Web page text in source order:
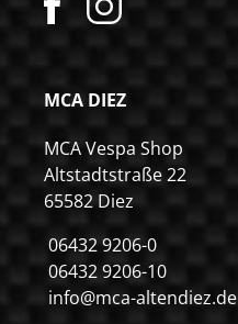
MCA DIEZ
MCA Vespa Shop
Altstadtstraße 22
65582 Diez
06432 9206-0
06432 9206-10
info@mca-altendiez.de